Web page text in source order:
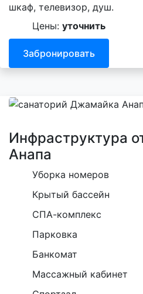
шкаф, телевизор, душ.
Цены: уточнить
Забронировать
Инфраструктура
Анапа
Уборка номеров
Крытый бассейн
СПА-комплекс
Парковка
Банкомат
Массажный кабинет